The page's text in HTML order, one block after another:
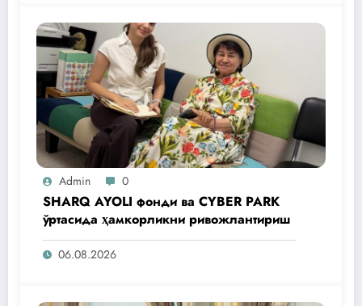
Admin 0
SHARQ AYOLI фонди ва CYBER PARK
ўртасида ҳамкорликни ривожлантириш
06.08.2026